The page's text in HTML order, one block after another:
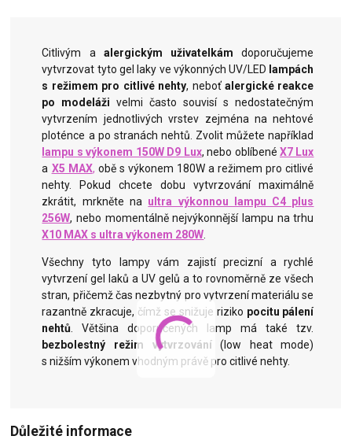
Citlivým a alergickým uživatelkám doporučujeme
vytvrzovat tyto gel laky ve výkonných UV/LED lampách
s režimem pro citlivé nehty, neboťalergické reakce
po modeláži velmi často souvisí s nedostatečným
vytvrzením jednotlivých vrstev zejména na nehtové
ploténce a po stranách nehtů. Zvolit můžete například
lampu s výkonem 150W D9 Lux, nebo oblíbenéX7 Lux
a X5 MAX, obě s výkonem 180W a režimem pro citlivé
nehty. Pokud chcete dobu vytvrzování maximálně
zkrátit, mrkněte na ultra výkonnou lampu C4 plus
256W, nebo momentálně nejvýkonnější lampu na trhu
X10 MAX s ultra výkonem 280W.
Všechny tyto lampy vám zajistí precizní a rychlé
vytvrzení gel laků a UV gelů a to rovnoměrně ze všech
stran, přičemž čas nezbytný pro vytvrzení materiálu se
razantně zkracuje, čímž se snižuje riziko pocitu pálení
nehtů. Většina doporučených lamp má také tzv.
bezbolestný režim vytvrzování(low heat mode)
s nižším výkonem vhodným právě pro citlivé nehty.
Důležité informace